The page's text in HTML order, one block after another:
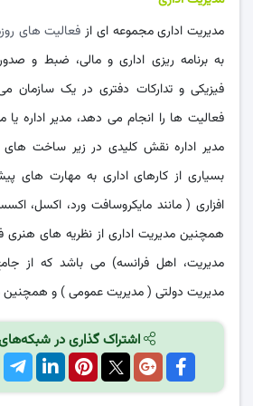
مدیریت اداری مجموعه ای از فعالیت ‌های
به برنامه ‌ریزی اداری و مالی، ضبط و
فیزیکی و تدارکات دفتری در یک سازمان
فعالیت ‌ها را انجام می‌ دهد، مدیر اداره یا
مدیر اداره نقش کلیدی در زیر ساخت ‌های
بسیاری از کارهای اداری به مهارت ‌های
‌افزاری ( مانند مایکروسافت ورد، اکسل،
همچنین مدیریت اداری از نظریه ‌های هنری
مدیریت، اهل فرانسه) می ‌باشد که از
مدیریت دولتی ( مدیریت عمومی ) و
اشتراک گذاری در